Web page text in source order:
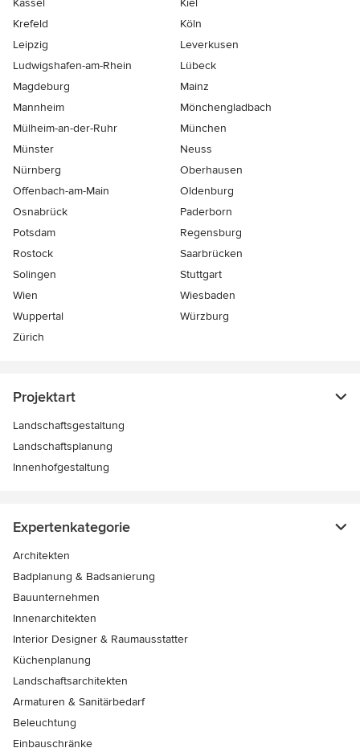
Kassel
Kiel
Krefeld
Köln
Leipzig
Leverkusen
Ludwigshafen-am-Rhein
Lübeck
Magdeburg
Mainz
Mannheim
Mönchen­gladbach
Mülheim-an-der-Ruhr
München
Münster
Neuss
Nürnberg
Oberhausen
Offenbach-am-Main
Oldenburg
Osnabrück
Paderborn
Potsdam
Regensburg
Rostock
Saarbrücken
Solingen
Stuttgart
Wien
Wiesbaden
Wuppertal
Würzburg
Zürich
Projektart
Landschaftsgestaltung
Landschaftsplanung
Innenhofgestaltung
Expertenkategorie
Architekten
Badplanung & Badsanierung
Bauunternehmen
Innenarchitekten
Interior Designer & Raumausstatter
Küchenplanung
Landschaftsarchitekten
Armaturen & Sanitärbedarf
Beleuchtung
Einbauschränke